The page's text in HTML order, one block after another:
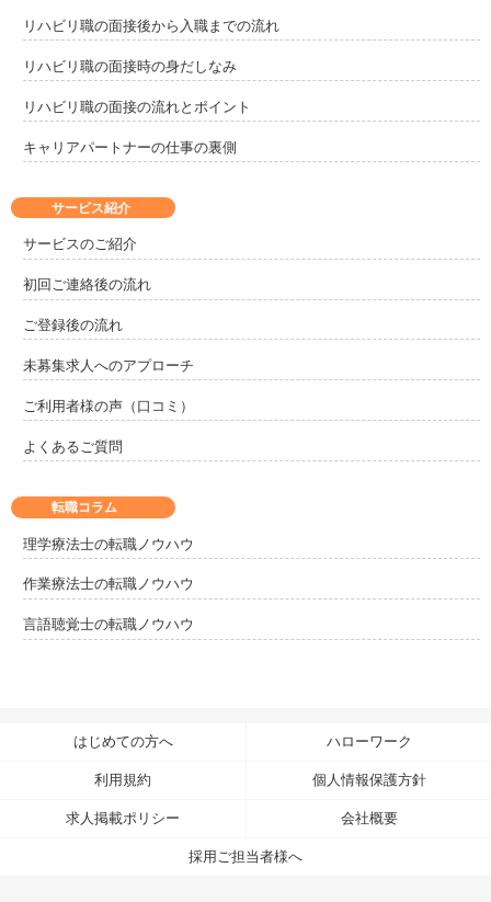
サービス紹介
サービスのご紹介
初回ご連絡後の流れ
ご登録後の流れ
未募集求人へのアプローチ
ご利用者様の声（口コミ）
よくあるご質問
リハビリ職の面接後から入職までの流れ
リハビリ職の面接時の身だしなみ
リハビリ職の面接の流れとポイント
キャリアパートナーの仕事の裏側
転職コラム
理学療法士の転職ノウハウ
作業療法士の転職ノウハウ
言語聴覚士の転職ノウハウ
はじめての方へ ハローワーク
利用規約 個人情報保護方針
求人掲載ポリシー 会社概要
採用ご担当者様へ